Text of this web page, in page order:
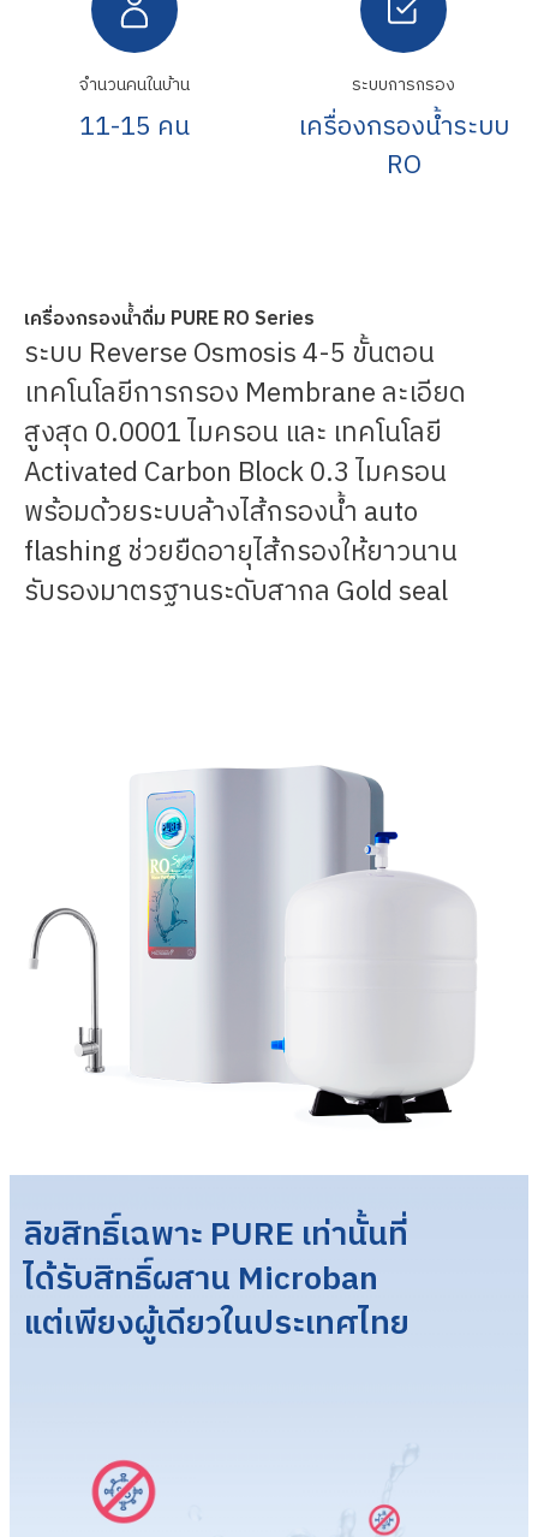
จำนวนคนในบ้าน
11-15 คน
ระบบการกรอง
เครื่องกรองน้ำระบบ
RO
เครื่องกรองน้ำดื่ม PURE RO Series
ระบบ Reverse Osmosis 4-5 ขั้นตอน
เทคโนโลยีการกรอง Membrane ละเอียด
สูงสุด 0.0001 ไมครอน และ เทคโนโลยี
Activated Carbon Block 0.3 ไมครอน
พร้อมด้วยระบบล้างไส้กรองน้ำ auto
flashing ช่วยยืดอายุไส้กรองให้ยาวนาน
รับรองมาตรฐานระดับสากล Gold seal
ลิขสิทธิ์เฉพาะ PURE เท่านั้นที่
ได้รับสิทธิ์ผสาน Microban
แต่เพียงผู้เดียวในประเทศไทย